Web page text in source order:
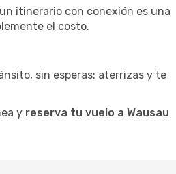
itinerario con conexión es una
el costo.
sin esperas: aterrizas y te
y reserva tu vuelo a Wausau